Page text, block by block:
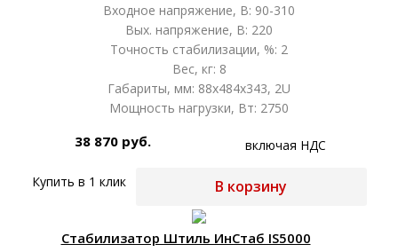
Входное напряжение, В: 90-310
Вых. напряжение, В: 220
Точность стабилизации, %: 2
Вес, кг: 8
Габариты, мм: 88x484x343, 2U
Мощность нагрузки, Вт: 2750
38 870 руб. включая НДС
Купить в 1 клик В корзину
Стабилизатор Штиль ИнСтаб IS5000